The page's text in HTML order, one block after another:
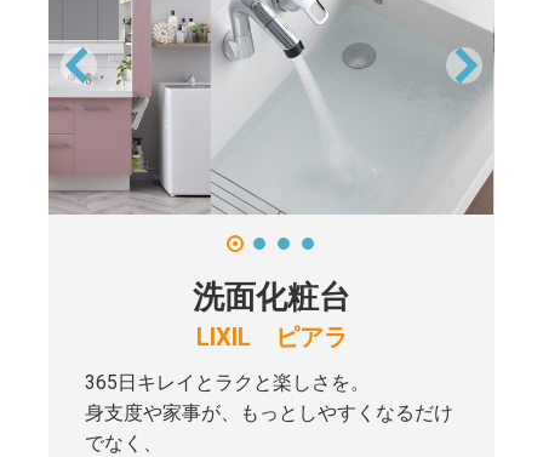
洗面化粧台
LIXIL ピアラ
365日キレイとラクと楽しさを。
身支度や家事が、もっとしやすくなるだけ
でなく、